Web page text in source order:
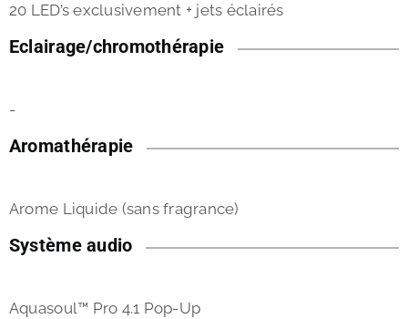
20 LED’s exclusivement + jets éclairés
Eclairage/chromothérapie
-
Aromathérapie
Arome Liquide (sans fragrance)
Système audio
Aquasoul™ Pro 4.1 Pop-Up